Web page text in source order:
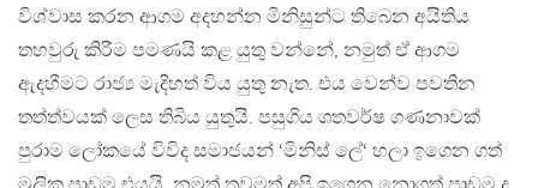
විශ්වාස කරන ආගම අදහන්න මිනිසුන්ට තිබෙන අයිතිය
තහවුරු කිරීම පමණයි කළ යුතු වන්නේ, නමුත් ඒ ආගම
ඇදහීමට රාජ්‍ය මැදිහත් විය යුතු නැත. එය වෙන්ව පවතින
තත්ත්වයක් ලෙස තිබිය යුතුයි. පසුගිය ශතවර්ෂ ගණනාවක්
පුරාම ලෝකයේ විවිද සමාජයන් ‘මිනිස් ලේ‘ හලා ඉගෙන ගත්